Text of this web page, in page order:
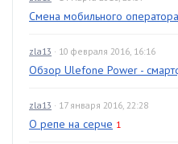
Смена мобильного
zla13 · 10 февраля 2016, 16:16
Обзор Ulefone Power -
zla13 · 17 января 2016, 22:28
О репе на серче 1